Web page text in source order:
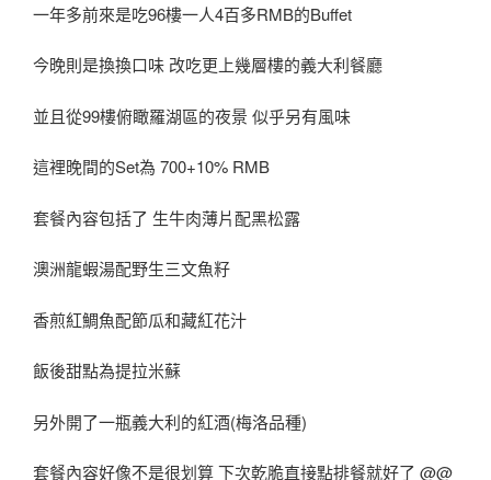
一年多前來是吃96樓一人4百多RMB的Buffet
今晚則是換換口味 改吃更上幾層樓的義大利餐廳
並且從99樓俯瞰羅湖區的夜景 似乎另有風味
這裡晚間的Set為 700+10% RMB
套餐內容包括了 生牛肉薄片配黑松露
澳洲龍蝦湯配野生三文魚籽
香煎紅鯛魚配節瓜和藏紅花汁
飯後甜點為提拉米蘇
另外開了一瓶義大利的紅酒(梅洛品種)
套餐內容好像不是很划算 下次乾脆直接點排餐就好了 @@